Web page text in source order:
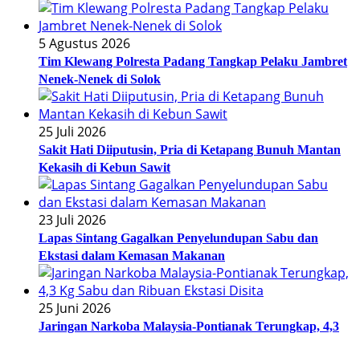
5 Agustus 2026
Tim Klewang Polresta Padang Tangkap Pelaku Jambret
Nenek-Nenek di Solok
25 Juli 2026
Sakit Hati Diiputusin, Pria di Ketapang Bunuh Mantan
Kekasih di Kebun Sawit
23 Juli 2026
Lapas Sintang Gagalkan Penyelundupan Sabu dan
Ekstasi dalam Kemasan Makanan
25 Juni 2026
Jaringan Narkoba Malaysia-Pontianak Terungkap, 4,3